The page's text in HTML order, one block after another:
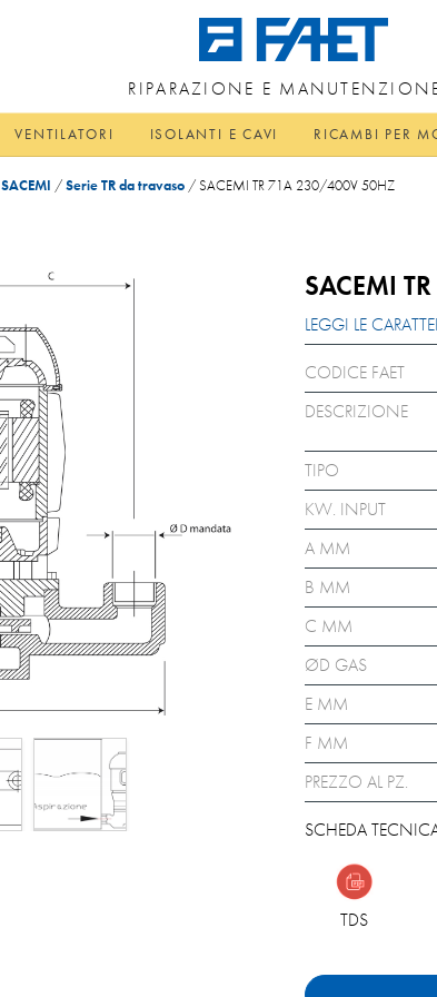
RIPARAZIONE E
VENTILATORI ISOLANTI E CAVI RICAMBI PER
SACEMI /Serie TR da travaso /SACEMI TR 71A 230/400V 50HZ
SACEMI
LEGGI LE
CODICE FAET
DESCRIZIONE
TIPO
KW. INPUT
A MM
B MM
C MM
ØD GAS
E MM
F MM
PREZZO AL PZ.
SCHEDA
TDS